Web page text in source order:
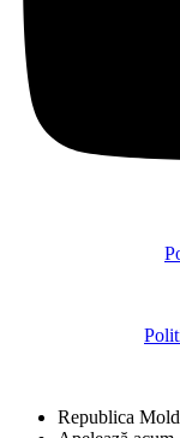
Republica